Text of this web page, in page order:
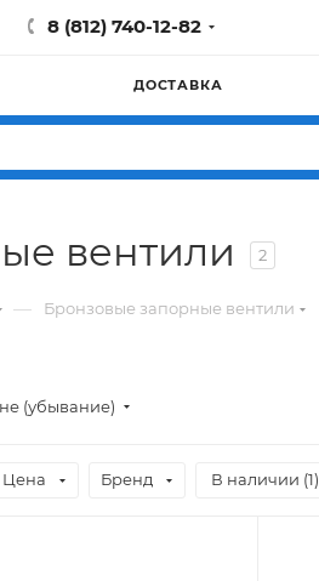
8 (812) 740-12-82
ДОСТАВКА
вентили 2
— Бронзовые запорные вентили
(убывание)
Цена Бренд В наличии (1)